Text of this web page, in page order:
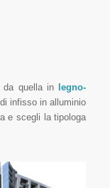
quella in
legno-
infisso in alluminio
e scegli la tipologa